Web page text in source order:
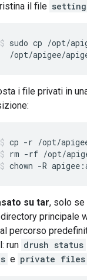
il file
sudo cp /opt/
/opt/apigee/
i file privati in
rm -rf /opt/
chown -R
su tar, solo se
principale
percorso
run drush status
e private files